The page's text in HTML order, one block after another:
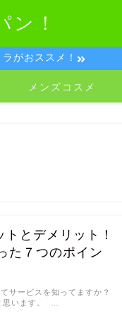
ン！
がおススメ！
メンズコスメ
とデメリット！
た７つのポイン
サービスを知ってますか？
思います。 …